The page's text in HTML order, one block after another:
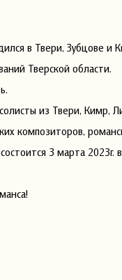
в Твери, Зубцове и
Тверской области.
из Твери, Кимр,
композиторов,
3 марта